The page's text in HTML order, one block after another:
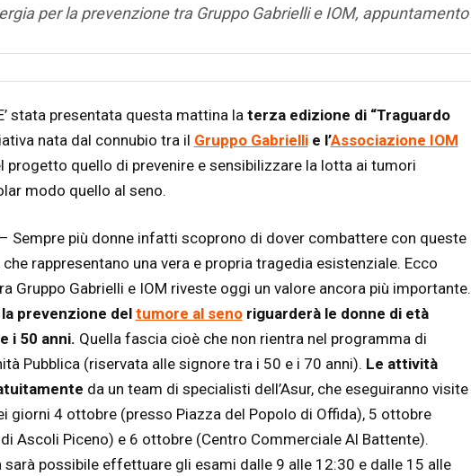
per la prevenzione tra Gruppo Gabrielli e IOM, appuntamento
stata presentata questa mattina la terza edizione di “Traguardo
nata dal connubio tra il Gruppo Gabriellie l’Associazione IOM
progetto quello di prevenire e sensibilizzare la lotta ai tumori
modo quello al seno.
– Sempre più donne infatti scoprono di dover combattere con queste
rappresentano una vera e propria tragedia esistenziale. Ecco
Gruppo Gabrielli e IOM riveste oggi un valore ancora più importante.
prevenzione del tumore al seno riguarderà le donne di età
i 50 anni. Quella fascia cioè che non rientra nel programma di
Pubblica (riservata alle signore tra i 50 e i 70 anni). Le attività
da un team di specialisti dell’Asur, che eseguiranno visite
giorni 4 ottobre (presso Piazza del Popolo di Offida), 5 ottobre
Ascoli Piceno) e 6 ottobre (Centro Commerciale Al Battente).
sarà possibile effettuare gli esami dalle 9 alle 12:30 e dalle 15 alle